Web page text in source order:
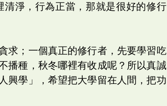
淨，行為正當，那就是很好的修行
求；一個真正的修行者，先要學習吃
播種，秋冬哪裡有收成呢？所以真誠
興學」，希望把大學留在人間，把功